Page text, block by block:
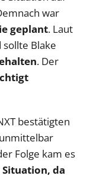
war
geplant. Laut
Blake
. Der
bestätigten
Folge kam es
da